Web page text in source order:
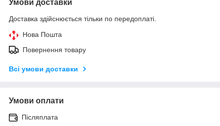
Умови доставки
Доставка здійснюється тільки по передоплаті.
Нова Пошта
Повернення товару
Всі умови доставки
Умови оплати
Післяплата